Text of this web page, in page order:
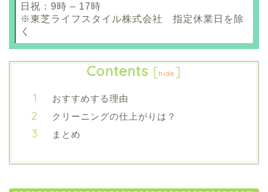
日祝：9時 – 17時
※東芝ライフスタイル株式会社 指定休業日を除
く
Contents [hide ]
おすすめする理由
クリーニングの仕上がりは？
まとめ